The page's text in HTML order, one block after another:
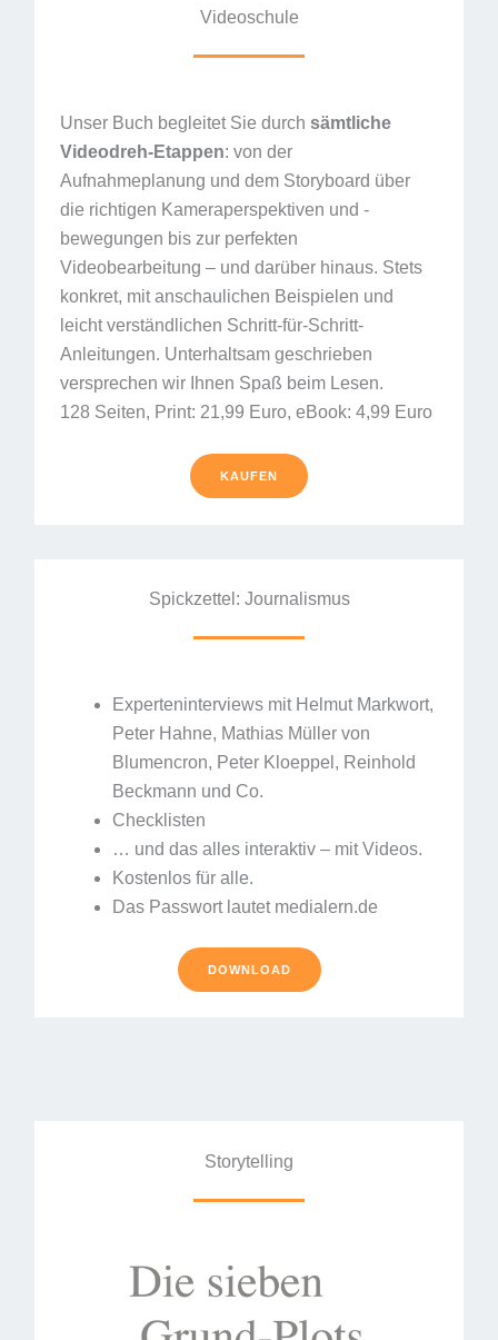
Videoschule
Unser Buch begleitet Sie durchsämtliche
Videodreh-Etappen: von der
Aufnahmeplanung und dem Storyboard über
die richtigen Kameraperspektiven und -
bewegungen bis zur perfekten
Videobearbeitung – und darüber hinaus. Stets
konkret, mit anschaulichen Beispielen und
leicht verständlichen Schritt-für-Schritt-
Anleitungen. Unterhaltsam geschrieben
versprechen wir Ihnen Spaß beim Lesen.
128 Seiten, Print: 21,99 Euro, eBook: 4,99 Euro
KAUFEN
Spickzettel: Journalismus
Experteninterviews mit Helmut Markwort,
Peter Hahne, Mathias Müller von
Blumencron, Peter Kloeppel, Reinhold
Beckmann und Co.
Checklisten
… und das alles interaktiv – mit Videos.
Kostenlos für alle.
Das Passwort lautet medialern.de
DOWNLOAD
Storytelling